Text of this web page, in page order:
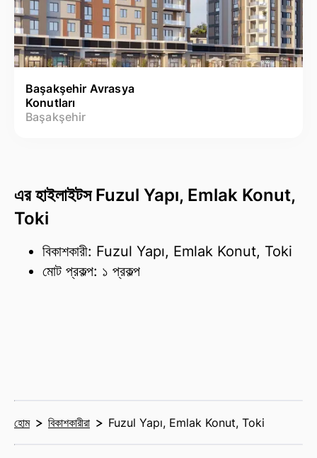
Başakşehir Avrasya
Konutları
Başakşehir
এর হাইলাইটস Fuzul Yapı, Emlak Konut,
Toki
বিকাশকারী: Fuzul Yapı, Emlak Konut, Toki
মোট প্রকল্প: ১ প্রকল্প
হোম বিকাশকারীরা Fuzul Yapı, Emlak Konut, Toki